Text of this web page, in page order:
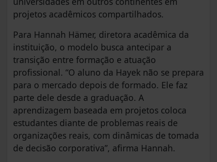
projetos acadêmicos compartilhados.
Para Hannah Hämer, diretora acadêmica da
instituição, o modelo busca antecipar a
transição entre formação e atuação
profissional. “O aluno da Hayek não se prepara
para o mercado depois de formado. Ele faz
parte dele desde a graduação. A
aprendizagem baseada em projetos coloca
estudantes diante de problemas reais de
organizações reais, com dinâmicas de tomada
de decisão corporativa”, afirma Hannah.